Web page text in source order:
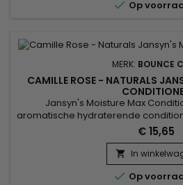
houden.
 Op
MERK: BOUNCE
CAMILLE ROSE - NATURALS
Jansyn's Moisture Max
aromatische hydraterende
gemaakt om het uiterlijk van
kroezen te verminderen. Zoete
kokosoliedruppeltjes worden
Aloë vera-sappen en
Karitéboom en
€ 15,65
 In
 Op